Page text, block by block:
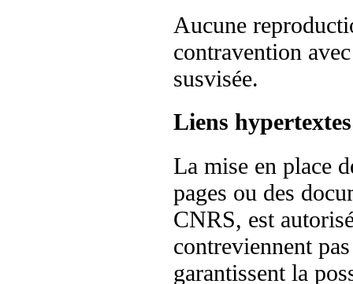
Aucune
contravention
susvisée.
Liens hypertextes
La mise en place
pages ou des
CNRS, est
contreviennent
garantissent la